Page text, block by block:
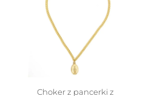
Choker z pancerki z